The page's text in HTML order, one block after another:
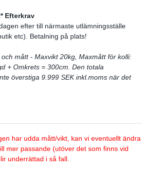
Efterkrav
efter till närmaste utlämningsställe
etc). Betalning på plats!
mått - Maxvikt 20kg, Maxmått för kolli:
+ Omkrets = 300cm. Den totala
överstiga 9.999 SEK inkl.moms när det
har udda mått/vikt, kan vi eventuellt ändra
mer passande (utöver det som finns vid
underrättad i så fall.